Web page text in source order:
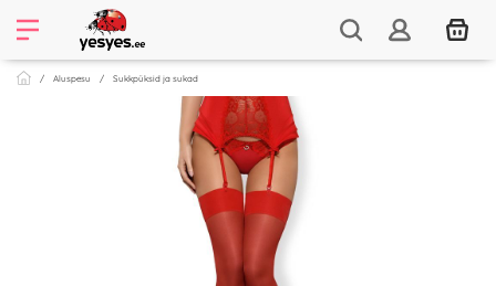
Aluspesu Sukkpüksid ja sukad